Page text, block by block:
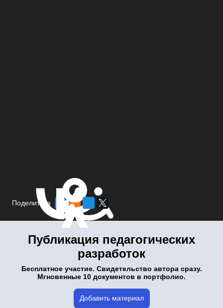
Поделиться
Публикация педагогических
разработок
Бесплатное участие. Свидетельство автора сразу.
Мгновенные 10 документов в портфолио.
Добавить материал